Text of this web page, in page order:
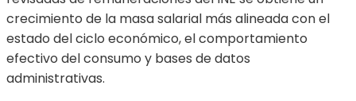
crecimiento de la masa salarial más alineada con el
estado del ciclo económico, el comportamiento
efectivo del consumo y bases de datos
administrativas.